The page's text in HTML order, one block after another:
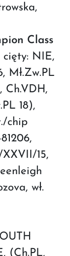
Class
cięty: NIE,
Mł.Zw.PL
Ch.VDH,
18),
chip
XXVII/15,
wł.
(Ch.PL,